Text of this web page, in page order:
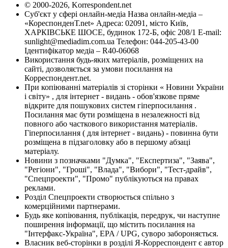
© 2000-2026, Korrespondent.net
Суб'єкт у сфері онлайн-медіа Назва онлайн-медіа –
«КореспонденТ.net» Адреса: 02091, місто Київ,
ХАРКІВСЬКЕ ШОСЕ, будинок 172-Б, офіс 208/1 E-mail:
sunlight@mediadim.com.ua Телефон: 044-205-43-00
Ідентифікатор медіа – R40-06068
Використання будь-яких матеріалів, розміщених на
сайті, дозволяється за умови посилання на
Корреспондент.net.
При копіюванні матеріалів зі сторінки « Новини України
і світу» , для інтернет - видань - обов'язкове пряме
відкрите для пошукових систем гіперпосилання .
Посилання має бути розміщена в незалежності від
повного або часткового використання матеріалів.
Гіперпосилання ( для інтернет - видань) - повинна бути
розміщена в підзаголовку або в першому абзаці
матеріалу.
Новини з позначками "Думка", "Експертиза", "Заява",
"Регіони", "Гроші", "Влада", "Вибори", "Тест-драйв",
"Спецпроекти", "Промо" публікуються на правах
реклами.
Розділ Спецпроекти створюється спільно з
комерційними партнерами.
Будь яке копіювання, публікація, передрук, чи наступне
поширення інформації, що містить посилання на
"Інтерфакс-Україна", EPA / UPG, суворо забороняється.
Власник веб-сторінки в розділі Я-Корреспондент є автор